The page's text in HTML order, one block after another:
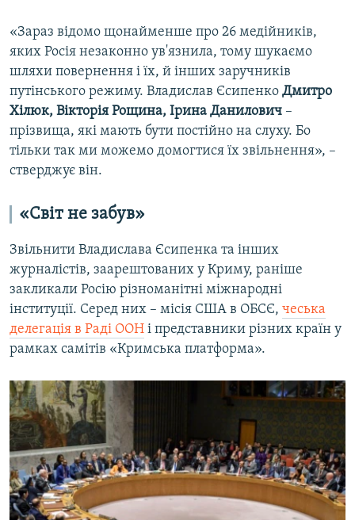
«Зараз відомо щонайменше про 26 медійників,
яких Росія незаконно ув'язнила, тому шукаємо
шляхи повернення і їх, й інших заручників
путінського режиму. Владислав Єсипенко Дмитро
Хілюк, Вікторія Рощина, Ірина Данилович –
прізвища, які мають бути постійно на слуху. Бо
тільки так ми можемо домогтися їх звільнення», –
стверджує він.
«Світ не забув»
Звільнити Владислава Єсипенка та інших
журналістів, заарештованих у Криму, раніше
закликали Росію різноманітні міжнародні
інституції. Серед них – місія США в ОБСЄ, чеська
делегація в Раді ООН і представники різних країн у
рамках самітів «Кримська платформа».